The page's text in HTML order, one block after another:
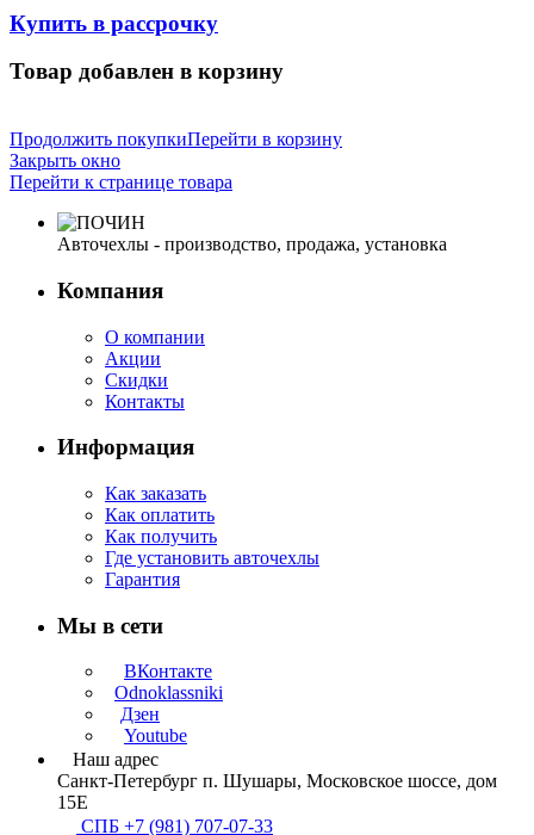
Купить в рассрочку
Товар добавлен в корзину
Продолжить покупкиПерейти в корзину
Закрыть окно
Перейти к странице товара
Авточехлы - производство, продажа, установка
Компания
О компании
Акции
Скидки
Контакты
Информация
Как заказать
Как оплатить
Как получить
Где установить авточехлы
Гарантия
Мы в сети
ВКонтакте
Odnoklassniki
Дзен
Youtube
Наш адрес
Санкт-Петербург п. Шушары, Московское шоссе, дом
15Е
СПБ +7 (981) 707-07-33